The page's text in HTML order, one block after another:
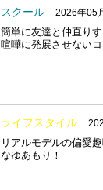
スクール 2026年05
簡単に友達と仲直り
喧嘩に発展させないコ
ライフスタイル
リアルモデルの偏愛
なゆあもり！